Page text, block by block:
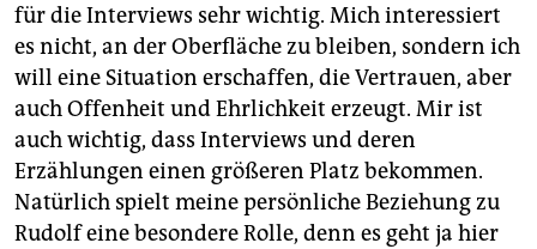
für die Interviews sehr wichtig. Mich interessiert
es nicht, an der Oberfläche zu bleiben, sondern ich
will eine Situation erschaffen, die Vertrauen, aber
auch Offenheit und Ehrlichkeit erzeugt. Mir ist
auch wichtig, dass Interviews und deren
Erzählungen einen größeren Platz bekommen.
Natürlich spielt meine persönliche Beziehung zu
Rudolf eine besondere Rolle, denn es geht ja hier